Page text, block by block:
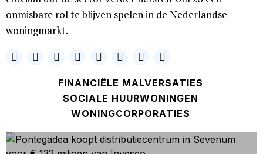
onmisbare rol te blijven spelen in de Nederlandse
woningmarkt.
FINANCIËLE MALVERSATIES
SOCIALE HUURWONINGEN
WONINGCORPORATIES